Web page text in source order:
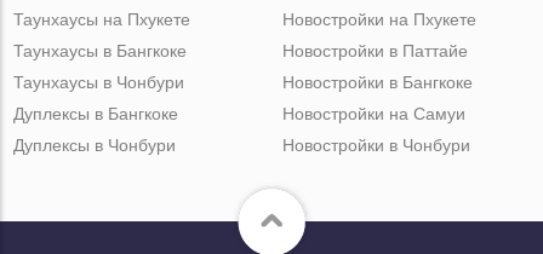
Таунхаусы на Пхукете
Таунхаусы в Бангкоке
Таунхаусы в Чонбури
Дуплексы в Бангкоке
Дуплексы в Чонбури
Новостройки на Пхукете
Новостройки в Паттайе
Новостройки в Бангкоке
Новостройки на Самуи
Новостройки в Чонбури